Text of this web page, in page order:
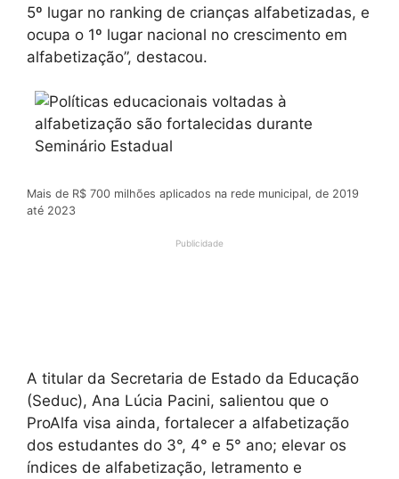
5º lugar no ranking de crianças alfabetizadas, e
ocupa o 1º lugar nacional no crescimento em
alfabetização”, destacou.
Mais de R$ 700 milhões aplicados na rede municipal, de 2019
até 2023
Publicidade
A titular da Secretaria de Estado da Educação
(Seduc), Ana Lúcia Pacini, salientou que o
ProAlfa visa ainda, fortalecer a alfabetização
dos estudantes do 3°, 4° e 5° ano; elevar os
índices de alfabetização, letramento e